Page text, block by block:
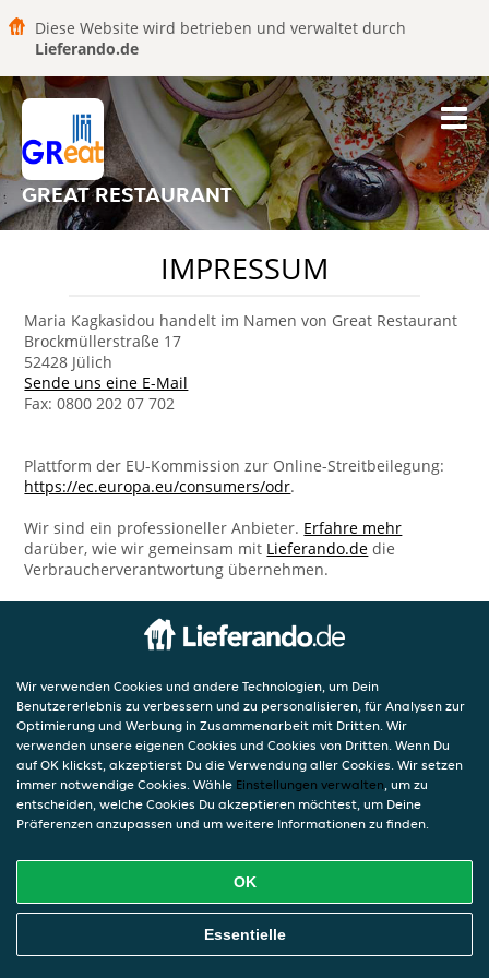
Diese Website wird betrieben und verwaltet durch
Lieferando.de
GREAT RESTAURANT
IMPRESSUM
Maria Kagkasidou handelt im Namen von Great Restaurant
Brockmüllerstraße 17
52428 Jülich
Sende uns eine E-Mail
Fax: 0800 202 07 702
Plattform der EU-Kommission zur Online-Streitbeilegung:
https://ec.europa.eu/consumers/odr.
Wir sind ein professioneller Anbieter. Erfahre mehr
darüber, wie wir gemeinsam mit Lieferando.de die
Verbraucherverantwortung übernehmen.
Wir verwenden Cookies und andere Technologien, um Dein
Benutzererlebnis zu verbessern und zu personalisieren, für Analysen zur
Optimierung und Werbung in Zusammenarbeit mit Dritten. Wir
verwenden unsere eigenen Cookies und Cookies von Dritten. Wenn Du
auf OK klickst, akzeptierst Du die Verwendung aller Cookies. Wir setzen
immer notwendige Cookies. Wähle Einstellungen verwalten, um zu
entscheiden, welche Cookies Du akzeptieren möchtest, um Deine
Präferenzen anzupassen und um weitere Informationen zu finden.
OK
Essentielle